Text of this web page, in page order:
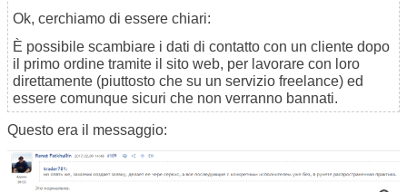
Ok, cerchiamo di essere chiari:
È possibile scambiare i dati di contatto con un cliente dopo
il primo ordine tramite il sito web, per lavorare con loro
direttamente (piuttosto che su un servizio freelance) ed
essere comunque sicuri che non verranno bannati.
Questo era il messaggio: